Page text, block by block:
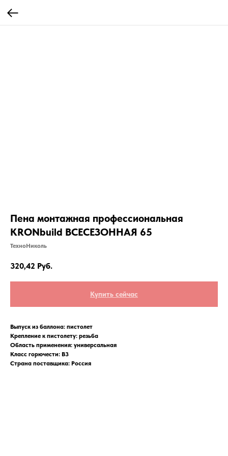
Пена монтажная профессиональная
KRONbuild ВСЕСЕЗОННАЯ 65
ТехноНиколь
320,42 Руб.
Купить сейчас
Выпуск из баллона: пистолет
Крепление к пистолету: резьба
Область применения: универсальная
Класс горючести: В3
Страна поставщика: Россия